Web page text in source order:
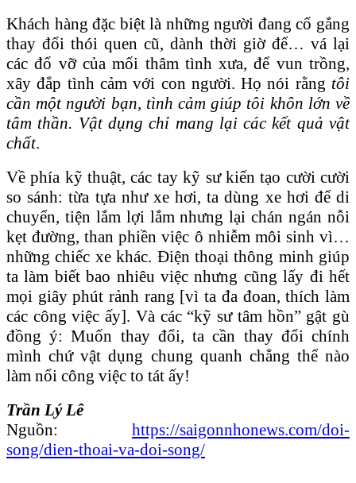
Khách hàng đặc biệt là những người đang cố gắng
thay đổi thói quen cũ, dành thời giờ để… vá lại
các đổ vỡ của mối thâm tình xưa, để vun trồng,
xây đắp tình cảm với con người. Họ nói rằng tôi
cần một người bạn, tình cảm giúp tôi khôn lớn về
tâm thần. Vật dụng chỉ mang lại các kết quả vật
chất.
Về phía kỹ thuật, các tay kỹ sư kiến tạo cười cười
so sánh: từa tựa như xe hơi, ta dùng xe hơi để di
chuyển, tiện lắm lợi lắm nhưng lại chán ngán nỗi
kẹt đường, than phiền việc ô nhiễm môi sinh vì…
những chiếc xe khác. Điện thoại thông minh giúp
ta làm biết bao nhiêu việc nhưng cũng lấy đi hết
mọi giây phút rảnh rang [vì ta đa đoan, thích làm
các công việc ấy]. Và các “kỹ sư tâm hồn” gật gù
đồng ý: Muốn thay đổi, ta cần thay đổi chính
mình chứ vật dụng chung quanh chẳng thể nào
làm nổi công việc to tát ấy!
Trần Lý Lê
Nguồn: https://saigonnhonews.com/doi-
song/dien-thoai-va-doi-song/